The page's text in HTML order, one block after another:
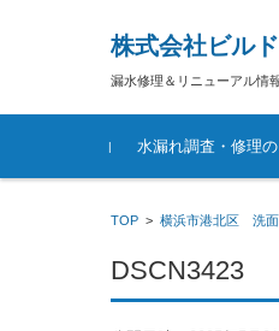
株式会社ビルド
漏水修理＆リニューアル情
コンテンツに移動
水漏れ調査・修理
TOP > 横浜市港北区 洗面
DSCN3423